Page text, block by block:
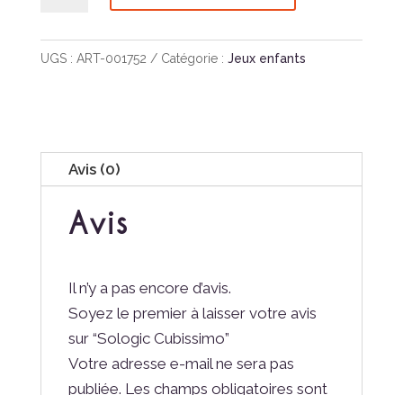
Cubissimo
UGS : ART-001752 Catégorie : Jeux enfants
Avis (0)
Avis
Il n’y a pas encore d’avis.
Soyez le premier à laisser votre avis
sur “Sologic Cubissimo”
Votre adresse e-mail ne sera pas
publiée. Les champs obligatoires sont